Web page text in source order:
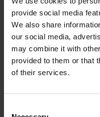
provide social media
We also share
our social media,
may combine it with
provided to them or that
of their services.